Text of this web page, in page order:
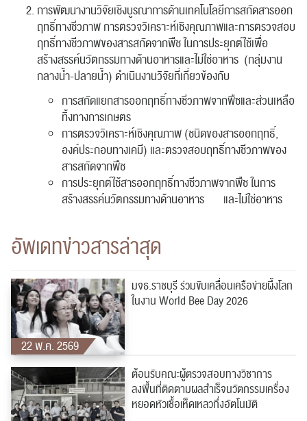
การพัฒนางานวิจัยเชิงบูรณาการด้านเทคโนโลยีการสกัดสารออก
ฤทธิ์ทางชีวภาพ การตรวจวิเคราะห์เชิงคุณภาพและการตรวจสอบ
ฤทธิ์ทางชีวภาพของสารสกัดจากพืช ในการประยุกต์ใช้เพื่อ
สร้างสรรค์นวัตกรรมทางด้านอาหารและไม่ใช่อาหาร (กลุ่มงาน
กลางน้ำ-ปลายน้ำ) ดำเนินงานวิจัยที่เกี่ยวข้องกับ
การสกัดแยกสารออกฤทธิ์ทางชีวภาพจากพืชและส่วนเหลือ
ทิ้งทางการเกษตร
การตรวจวิเคราะห์เชิงคุณภาพ (ชนิดของสารออกฤทธิ์,
องค์ประกอบทางเคมี) และตรวจสอบฤทธิ์ทางชีวภาพของ
สารสกัดจากพืช
การประยุกต์ใช้สารออกฤทธิ์ทางชีวภาพจากพืช ในการ
สร้างสรรค์นวัตกรรมทางด้านอาหาร และไม่ใช่อาหาร
อัพเดทข่าวสารล่าสุด
22 พ.ค. 2569
มจธ.ราชบุรี ร่วมขับเคลื่อนเครือข่ายผึ้งโลก
ในงาน World Bee Day 2026
ต้อนรับคณะผู้ตรวจสอบทางวิชาการ
ลงพื้นที่ติดตามผลสำเร็จนวัตกรรมเครื่อง
หยอดหัวเชื้อเห็ดเหลวกึ่งอัตโนมัติ